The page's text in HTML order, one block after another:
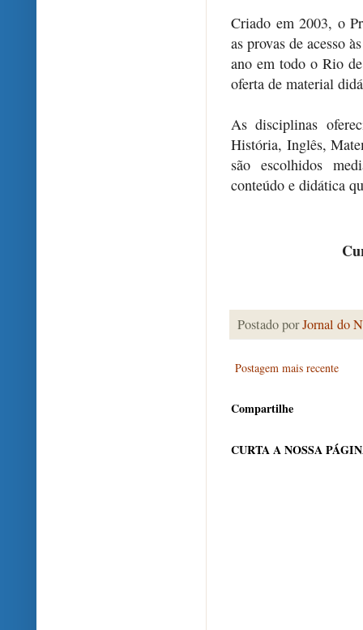
Criado em 2003, o
as provas de acesso
ano em todo o Rio
oferta de material
As disciplinas
História, Inglês,
são escolhidos
conteúdo e didática
Postado porJornal do
Postagem mais recente
Compartilhe
CURTA A NOSSA